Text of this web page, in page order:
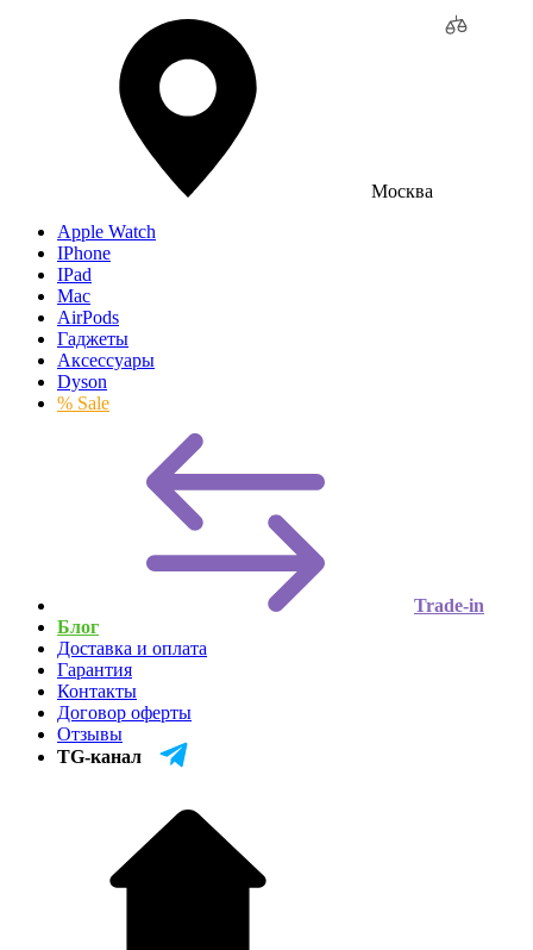
Москва
Apple Watch
IPhone
IPad
Mac
AirPods
Гаджеты
Аксессуары
Dyson
% Sale
Trade-in
Блог
Доставка и оплата
Гарантия
Контакты
Договор оферты
Отзывы
TG-канал